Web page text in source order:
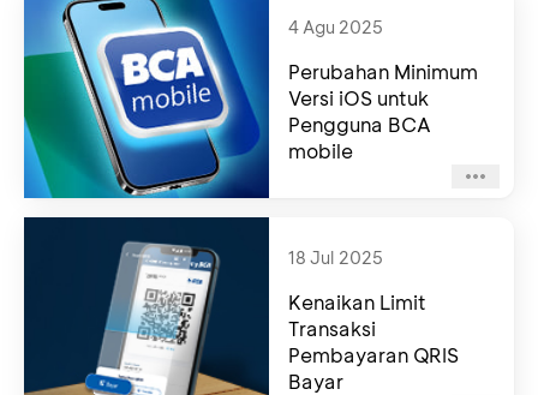
4 Agu 2025
Perubahan Minimum
Versi iOS untuk
Pengguna BCA
mobile
18 Jul 2025
Kenaikan Limit
Transaksi
Pembayaran QRIS
Bayar